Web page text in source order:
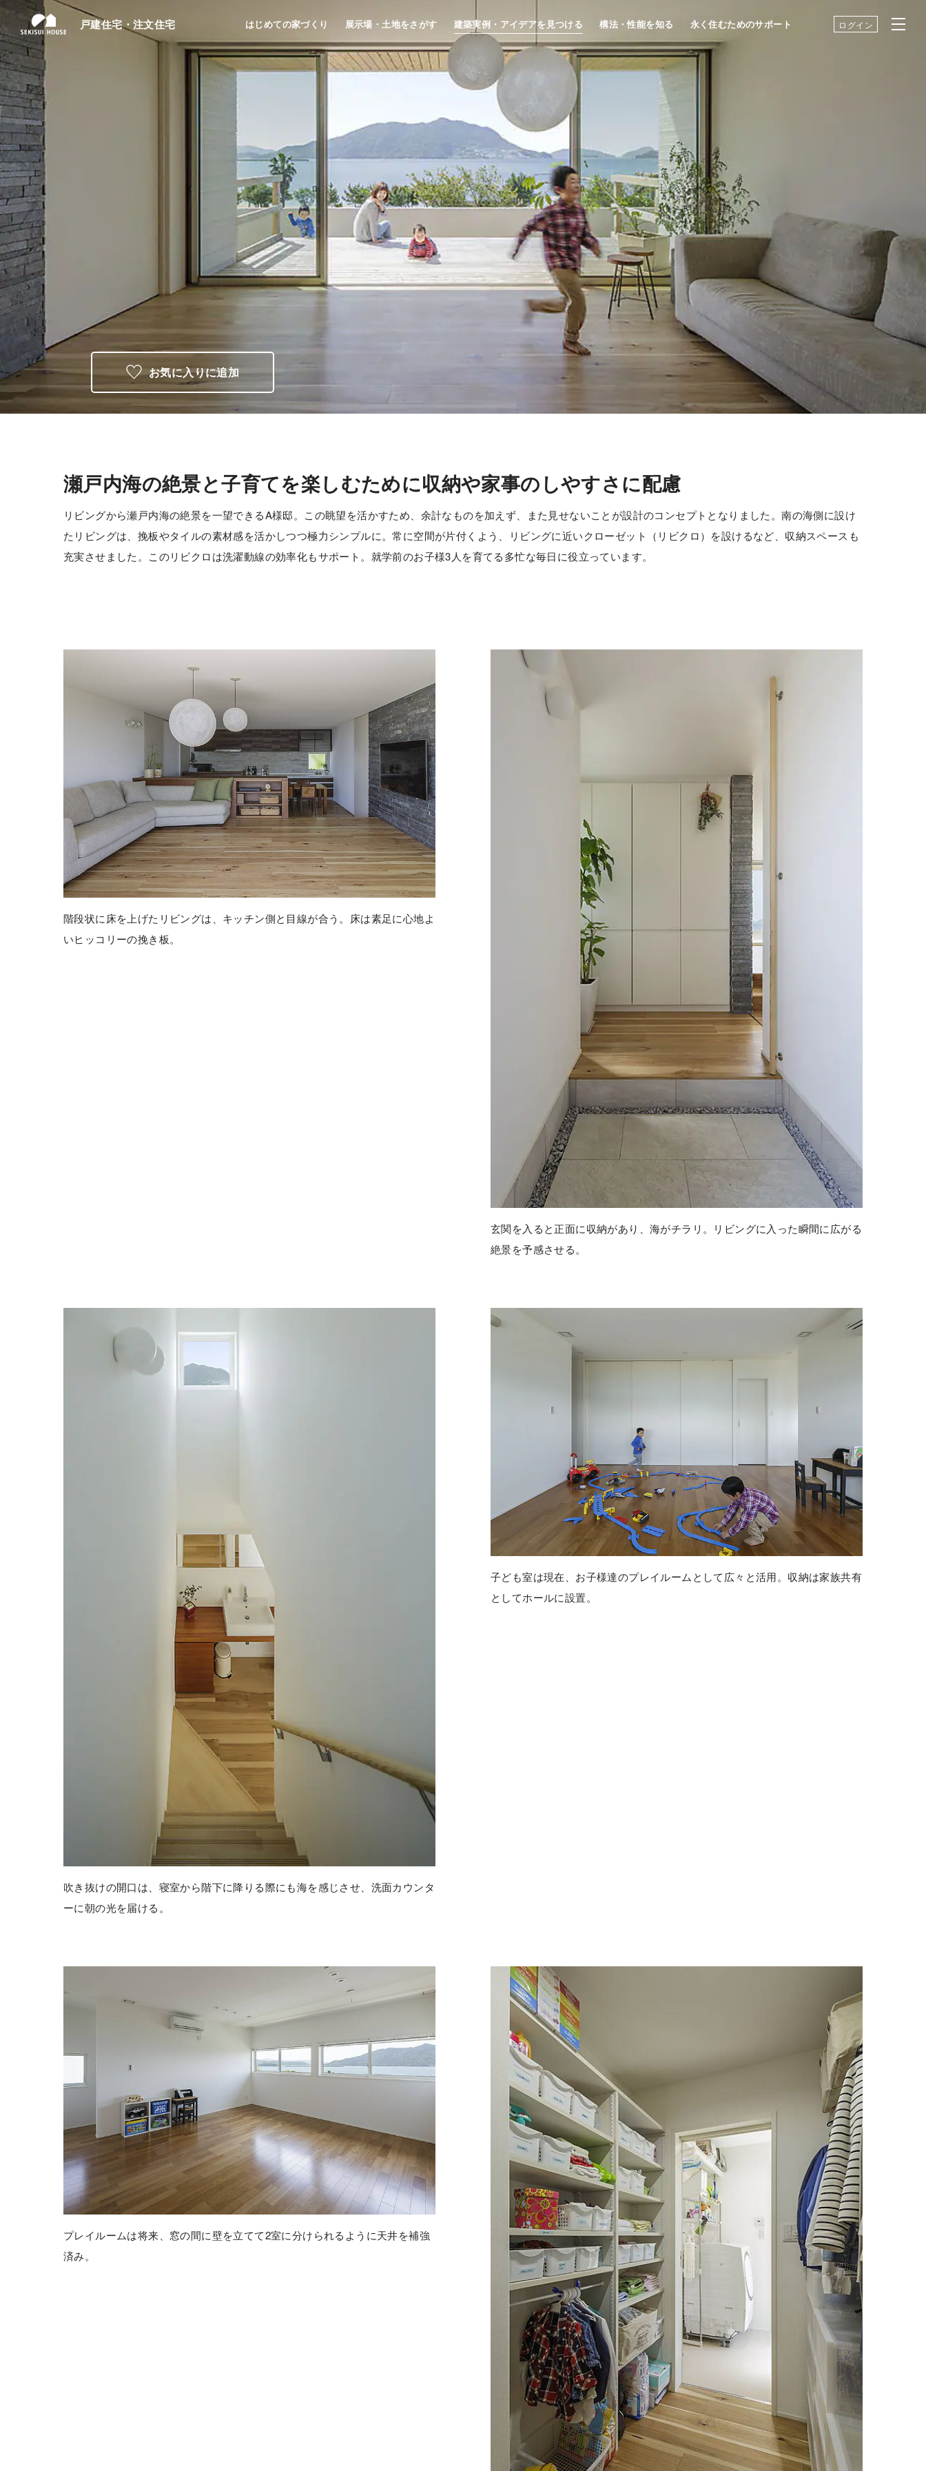
戸建住宅・注文住宅 はじめての家づくり 展示場・土地をさがす 建築実例・アイデアを見つける 構法・性能を知る 永く住むためのサポート ログイン
お気に入りに追加
瀬戸内海の絶景と子育てを楽しむために収納や家事のしやすさに配慮
リビングから瀬戸内海の絶景を一望できるA様邸。この眺望を活かすため、余計なものを加えず、また見せないことが設計のコンセプトとなりました。南の海側に設け
たリビングは、挽板やタイルの素材感を活かしつつ極力シンプルに。常に空間が片付くよう、リビングに近いクローゼット（リビクロ）を設けるなど、収納スペースも
充実させました。このリビクロは洗濯動線の効率化もサポート。就学前のお子様3人を育てる多忙な毎日に役立っています。
階段状に床を上げたリビングは、キッチン側と目線が合う。床は素足に心地よ
いヒッコリーの挽き板。
玄関を入ると正面に収納があり、海がチラリ。リビングに入った瞬間に広がる
絶景を予感させる。
吹き抜けの開口は、寝室から階下に降りる際にも海を感じさせ、洗面カウンタ
ーに朝の光を届ける。
子ども室は現在、お子様達のプレイルームとして広々と活用。収納は家族共有
としてホールに設置。
プレイルームは将来、窓の間に壁を立てて2室に分けられるように天井を補強
済み。